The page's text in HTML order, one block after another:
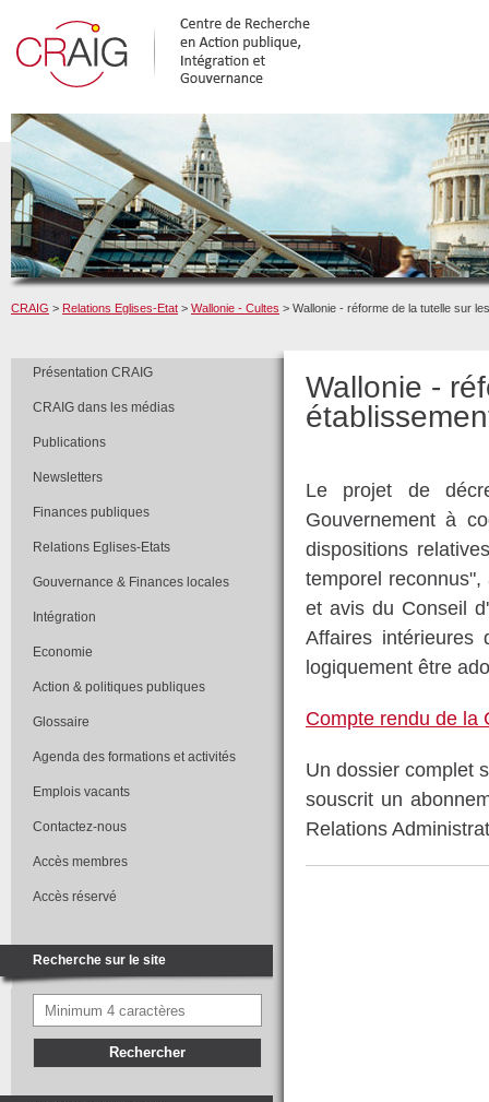
CRAIG > Relations Eglises-Etat > Wallonie - Cultes > Wallonie - réforme de la tutelle sur
Présentation CRAIG
CRAIG dans les médias
Publications
Newsletters
Finances publiques
Relations Eglises-Etats
Gouvernance & Finances locales
Intégration
Economie
Action & politiques publiques
Glossaire
Agenda des formations et activités
Emplois vacants
Contactez-nous
Accès membres
Accès réservé
Recherche sur le site
Wallonie -
Le projet de
Gouvernement à
dispositions
temporel
et avis du Conseil
Affaires
logiquement être
Compte rendu de la
Un dossier complet
souscrit un
Relations